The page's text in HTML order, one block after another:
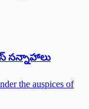
‌సన్నాహాలు